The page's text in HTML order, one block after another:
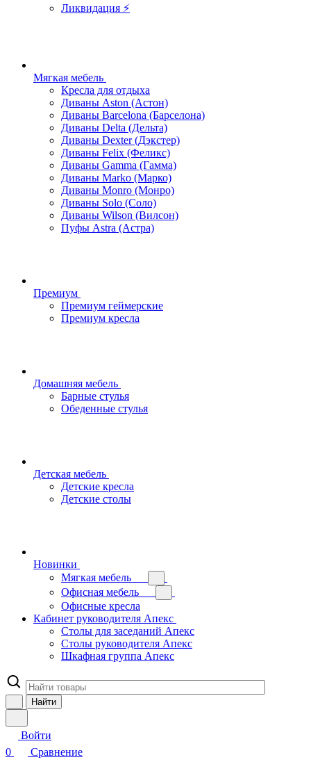
Ликвидация ⚡
Мягкая мебель
Кресла для отдыха
Диваны Aston (Астон)
Диваны Barcelona (Барселона)
Диваны Delta (Дельта)
Диваны Dexter (Дэкстер)
Диваны Felix (Феликс)
Диваны Gamma (Гамма)
Диваны Marko (Марко)
Диваны Monro (Монро)
Диваны Solo (Соло)
Диваны Wilson (Вилсон)
Пуфы Astra (Астра)
Премиум
Премиум геймерские
Премиум кресла
Домашняя мебель
Барные стулья
Обеденные стулья
Детская мебель
Детские кресла
Детские столы
Новинки
Мягкая мебель
Офисная мебель
Офисные кресла
Кабинет руководителя Апекс
Столы для заседаний Апекс
Столы руководителя Апекс
Шкафная группа Апекс
Найти
Войти
0
Сравнение